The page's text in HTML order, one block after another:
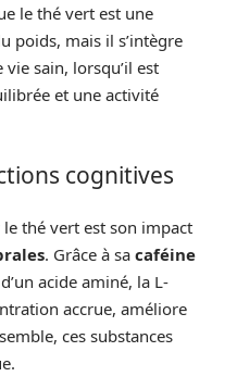
le thé vert est une
poids, mais il s’intègre
sain, lorsqu’il est
et une activité
cognitives
thé vert est son impact
. Grâce à sa caféine
acide aminé, la L-
accrue, améliore
ces substances